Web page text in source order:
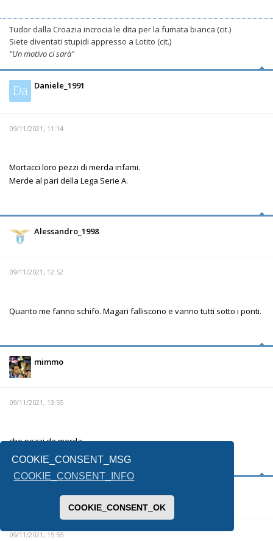
COOKIE_CONSENT_MSG
COOKIE_CONSENT_INFO
COOKIE_CONSENT_OK
Tudor dalla Croazia incrocia le dita per la fumata bianca (cit.)
Siete diventati stupidi appresso a Lotito (cit.)
"Un motivo ci sarà"
Da Daniele_1991
09/11/2021, 11:14
Mortacci loro pezzi di merda infami.
Merde al pari della Lega Serie A.
Alessandro_1998
09/11/2021, 12:52
Quanto me fanno schifo. Magari falliscono e vanno tutti sotto i ponti.
mimmo
09/11/2021, 13:55
che pezzi de merda
09/11/2021, 15:55